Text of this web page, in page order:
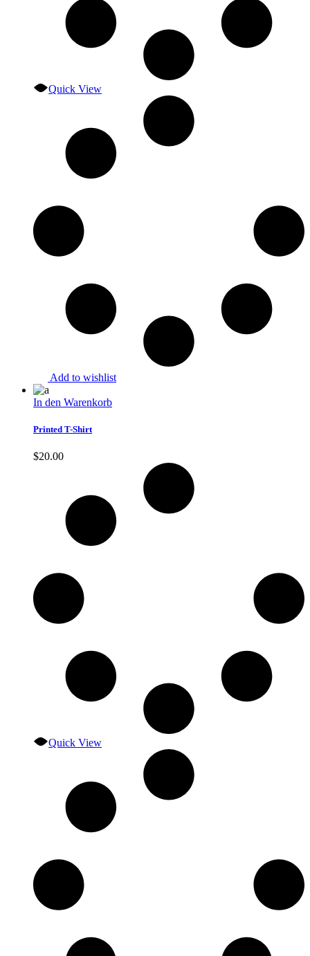
Quick View
Add to wishlist
In den Warenkorb
Printed T-Shirt
$20.00
Quick View